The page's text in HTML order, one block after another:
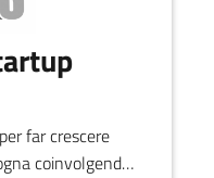
far crescere
coinvolgendo